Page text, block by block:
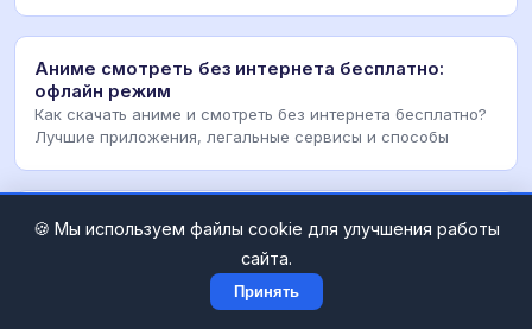
Аниме смотреть без интернета бесплатно:
офлайн режим
Как скачать аниме и смотреть без интернета бесплатно?
Лучшие приложения, легальные сервисы и способы
Сетеринг сетап: как правильно настроить и
Полный гид по сетапу оборудования: от распаковки до
финальной калибровки. Разбор ошибок, чек-листы и
🍪 Мы используем файлы cookie для улучшения работы
сайта.
Принять